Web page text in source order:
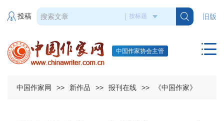
旧版
投稿
中国作家协会主管
中国作家网 >> 新作品 >> 报刊在线 >> 《中国作家》